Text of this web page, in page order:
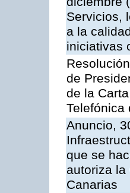
Servicios,
a la
iniciativas
de
de la
Telefónica
Anuncio,
que se
autoriza la
Canarias